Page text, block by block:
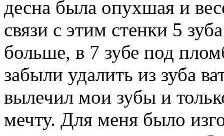
десна была опухшая и
связи с этим стенки 5
больше, в 7 зубе под
забыли удалить из зуба
вылечил мои зубы и
мечту. Для меня было